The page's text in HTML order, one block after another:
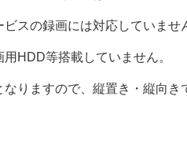
スの録画には対応していませ
HDD等搭載していません。
なりますので、縦置き・縦向き